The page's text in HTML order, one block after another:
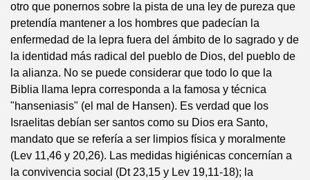
otro que ponernos sobre la pista de una ley de pureza que
pretendía mantener a los hombres que padecían la
enfermedad de la lepra fuera del ámbito de lo sagrado y de
la identidad más radical del pueblo de Dios, del pueblo de
la alianza. No se puede considerar que todo lo que la
Biblia llama lepra corresponda a la famosa y técnica
"hanseniasis" (el mal de Hansen). Es verdad que los
Israelitas debían ser santos como su Dios era Santo,
mandato que se refería a ser limpios física y moralmente
(Lev 11,46 y 20,26). Las medidas higiénicas concernían a
la convivencia social (Dt 23,15 y Lev 19,11-18); la